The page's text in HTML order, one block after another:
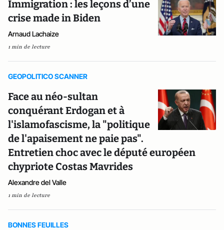
Immigration : les leçons d’une
crise made in Biden
Arnaud Lachaize
1 min de lecture
GEOPOLITICO SCANNER
Face au néo-sultan
conquérant Erdogan et à
l'islamofascisme, la "politique
de l'apaisement ne paie pas".
Entretien choc avec le député européen
chypriote Costas Mavrides
Alexandre del Valle
1 min de lecture
BONNES FEUILLES